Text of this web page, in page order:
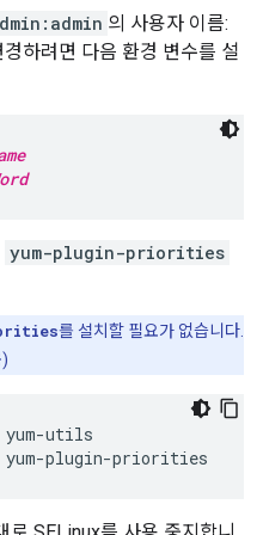
의 사용자 이름:
하려면 다음 환경 변수를 설
yum-plugin-priorities
를 설치할 필요가 없습니다.
yum-plugin-priorities